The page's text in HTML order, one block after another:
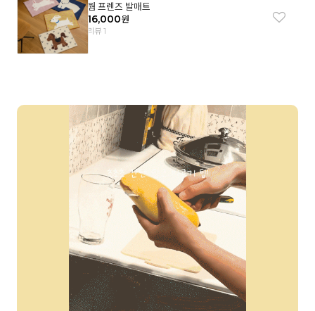
웜 프렌즈 발매트
16,000원
리뷰 1